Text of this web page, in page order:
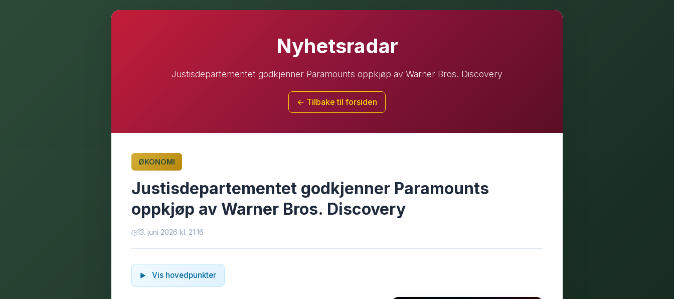
Nyhetsradar
Justisdepartementet godkjenner Paramounts oppkjøp av Warner Bros. Discovery
← Tilbake til forsiden
ØKONOMI
Justisdepartementet godkjenner Paramounts
oppkjøp av Warner Bros. Discovery
13. juni 2026 kl. 21:16
Vis hovedpunkter